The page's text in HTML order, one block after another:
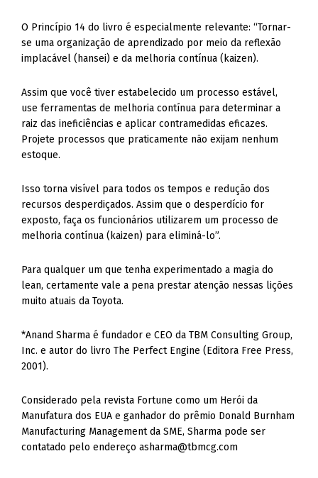
O Princípio 14 do livro é especialmente relevante: “Tornar-
se uma organização de aprendizado por meio da reflexão
implacável (hansei) e da melhoria contínua (kaizen).
Assim que você tiver estabelecido um processo estável,
use ferramentas de melhoria contínua para determinar a
raiz das ineficiências e aplicar contramedidas eficazes.
Projete processos que praticamente não exijam nenhum
estoque.
Isso torna visível para todos os tempos e redução dos
recursos desperdiçados. Assim que o desperdício for
exposto, faça os funcionários utilizarem um processo de
melhoria contínua (kaizen) para eliminá-lo”.
Para qualquer um que tenha experimentado a magia do
lean, certamente vale a pena prestar atenção nessas lições
muito atuais da Toyota.
*Anand Sharma é fundador e CEO da TBM Consulting Group,
Inc. e autor do livro The Perfect Engine (Editora Free Press,
2001).
Considerado pela revista Fortune como um Herói da
Manufatura dos EUA e ganhador do prêmio Donald Burnham
Manufacturing Management da SME, Sharma pode ser
contatado pelo endereçoasharma@tbmcg.com